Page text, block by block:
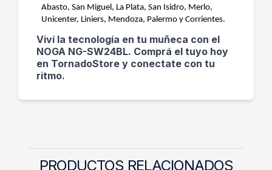
Abasto, San Miguel, La Plata, San Isidro, Merlo,
Unicenter, Liniers, Mendoza, Palermo y Corrientes.
Viví la tecnología en tu muñeca con el
NOGA NG-SW24BL. Comprá el tuyo hoy
en TornadoStore y conectate con tu
ritmo.
PRODUCTOS RELACIONADOS